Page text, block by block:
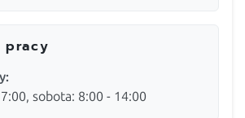
pracy
sobota: 8:00 - 14:00